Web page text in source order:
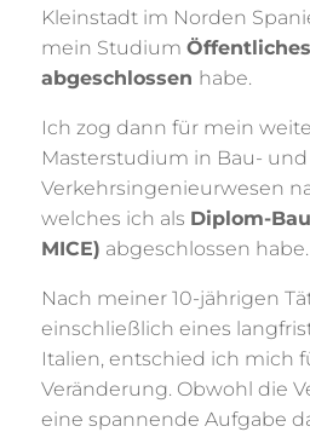
Kleinstadt im Norden
mein Studium
abgeschlossen habe.
Ich zog dann für mein
Masterstudium in Bau- und
Verkehrsingenieurwesen
welches ich als Diplom-
MICE) abgeschlossen habe.
Nach meiner 10-jährigen
einschließlich eines
Italien, entschied ich mich
Veränderung. Obwohl die
eine spannende Aufgabe